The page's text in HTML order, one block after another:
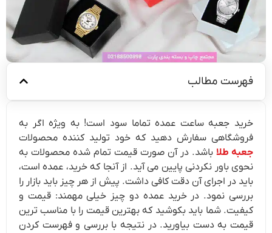
فهرست مطالب
خرید جعبه ساعت عمده تماما سود است! به ویژه اگر به
فروشگاهی سفارش دهید که خود تولید کننده محصولات
جعبه طلا باشد. در آن صورت قیمت تمام شده محصولات به
نحوی باور نکردنی پایین می آید. از آنجا که خرید، عمده است،
باید در اجرای آن دقت کافی داشت. پیش از هر چیز باید بازار را
بررسی نمود. در خرید عمده دو چیز خیلی مهمند: قیمت و
کیفیت. شما باید بکوشید که بهترین قیمت را با مناسب ترین
قیمت به دست بیاورید. در نتیجه با بررسی و فهرست کردن